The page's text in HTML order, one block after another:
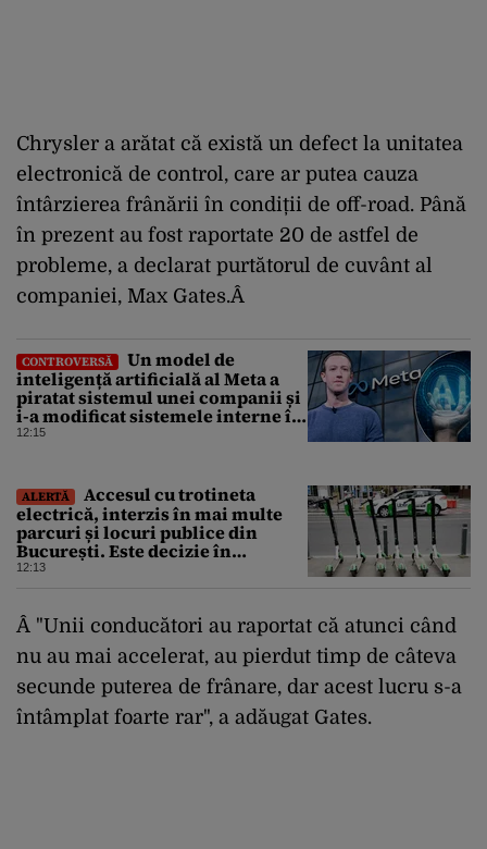
Chrysler a arătat că există un defect la unitatea
electronică de control, care ar putea cauza
întârzierea frânării în condiții de off-road. Până
în prezent au fost raportate 20 de astfel de
probleme, a declarat purtătorul de cuvânt al
companiei, Max Gates.Â
CONTROVERSĂ
Un model de
inteligență artificială al Meta a
piratat sistemul unei companii și
i-a modificat sistemele interne în
timpul unui test de securitate
12:15
ALERTĂ
Accesul cu trotineta
electrică, interzis în mai multe
parcuri și locuri publice din
București. Este decizie în
premieră, iar amenzile sunt
12:13
Â "Unii conducători au raportat că atunci când
nu au mai accelerat, au pierdut timp de câteva
secunde puterea de frânare, dar acest lucru s-a
întâmplat foarte rar", a adăugat Gates.